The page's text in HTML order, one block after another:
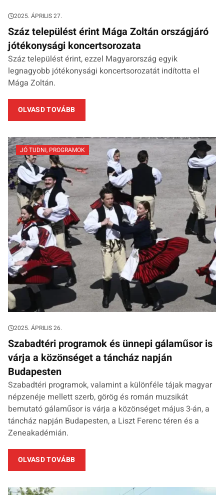
2025. ÁPRILIS 27.
Száz települést érint Mága Zoltán országjáró
jótékonysági koncertsorozata
Száz települést érint, ezzel Magyarország egyik
legnagyobb jótékonysági koncertsorozatát indította el
Mága Zoltán.
OLVASD TOVÁBB
JÓ TUDNI, PROGRAMOK
2025. ÁPRILIS 26.
Szabadtéri programok és ünnepi gálaműsor is
várja a közönséget a táncház napján
Budapesten
Szabadtéri programok, valamint a különféle tájak magyar
népzenéje mellett szerb, görög és román muzsikát
bemutató gálaműsor is várja a közönséget május 3-án, a
táncház napján Budapesten, a Liszt Ferenc téren és a
Zeneakadémián.
OLVASD TOVÁBB